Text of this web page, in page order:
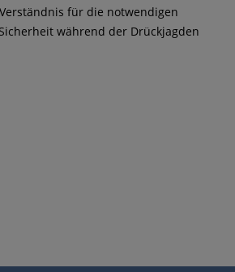
für die notwendigen
während der Drückjagden